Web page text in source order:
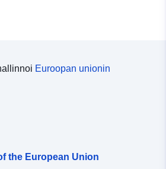
Euroopan unionin
the European Union